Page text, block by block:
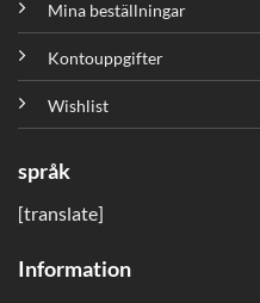
Mina beställningar
Kontouppgifter
Wishlist
språk
[translate]
Information